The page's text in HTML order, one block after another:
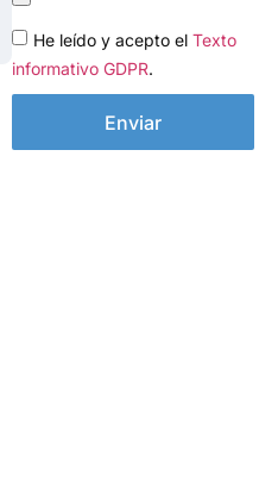
He leído y acepto el Texto
informativo GDPR.
Enviar